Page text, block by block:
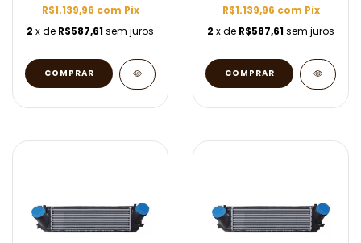
R$1.139,96 com Pix
2 x de R$587,61sem juros
R$1.139,96 com Pix
2 x de R$587,61sem juros